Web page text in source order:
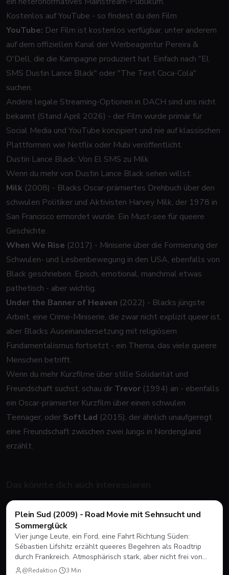
Kostenlos auf YouTube - so findest du den Film
YouTube: Der Film ist kostenlos verfügbar, unter anderem
auf dem offiziellen Kanal der Werbeagentur Pereira &
O'Dell, die die Kampagne produziert hat. Einfach nach "El
SMS Dustin Lance Black" oder "The Text Coca-Cola"
suchen.
Andere legale Streaming-Optionen in DACH sind uns nicht
bekannt (Stand April 2026) - der Film wurde primär für
Social Media und YouTube konzipiert und nie auf klassischen
Plattformen wie Netflix oder Mubi veröffentlicht.
Dustin Lance Black: Von El SMS zu Milk
Wenn du mehr von Dustin Lance Black sehen willst:
Milk (2008) - Blacks Oscar-prämiertes Drehbuch über den
schwulen Politiker und Aktivisten Harvey Milk, der 1978 in
San Francisco ermordet wurde. Ein Must-see für queere
Geschichte.
When We Rise (2017) - Miniserie über die Formierung der
Schwulen- und Lesbenbewegung in den USA, ebenfalls von
Black geschrieben. Episch, emotional, manchmal etwas
pathetisch - aber wichtig.
Under the Banner of Heaven (2022) - Blacks jüngste
Arbeit, eine Crime-Miniserie, die zwar nicht explizit queer ist,
aber Blacks Auseinandersetzung mit religiösem
Fundamentalismus fortsetzt - ein Thema, das viele queere
Menschen betrifft.
Wenn du mehr Kurzfilme über stille Solidarität und
Freundschaft suchst, schau dir Trevor (1994) an - ebenfalls
ein Oscar-prämierter Kurzfilm über einen schwulen
Teenager, oder Soft Lad (2015), der ähnlich unaufgeregt
eine Freundschaft zwischen zwei Jungs in Nordengland
erzählt.
Filme & Serien
Plein Sud (2009) - Road Movie mit Sehnsucht und
Sommerglück
Vier junge Leute, ein Ford, eine Fahrt Richtung Süden:
Sébastien Lifshitz erzählt queeres Begehren als Roadtrip
durch Frankreich. Atmosphärisch stark, aber nicht frei von
Längen.
@Redaktion· 3 Min